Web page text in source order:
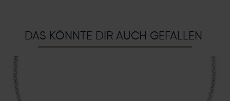
DAS KÖNNTE DIR AUCH GEFALLEN